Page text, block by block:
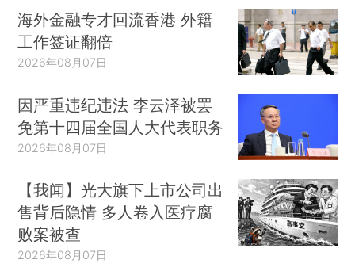
海外金融专才回流香港 外籍
工作签证翻倍
2026年08月07日
因严重违纪违法 李云泽被罢
免第十四届全国人大代表职务
2026年08月07日
【我闻】光大旗下上市公司出
售背后隐情 多人卷入医疗腐
败案被查
2026年08月07日